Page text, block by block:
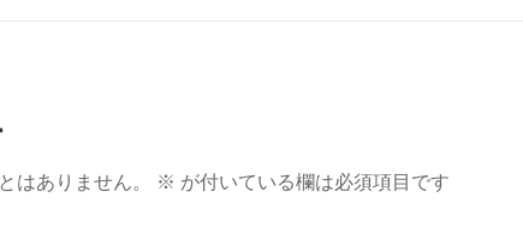
はありません。 ※ が付いている欄は必須項目です